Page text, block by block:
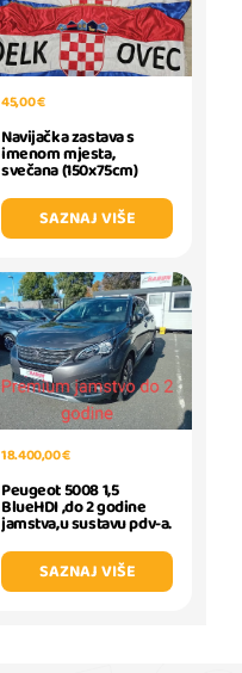
45,00 €
Navijačka zastava s
imenom mjesta,
svečana (150x75cm)
SAZNAJ VIŠE
18.400,00 €
Peugeot 5008 1,5
BlueHDI ,do 2 godine
jamstva,u sustavu pdv-a.
SAZNAJ VIŠE